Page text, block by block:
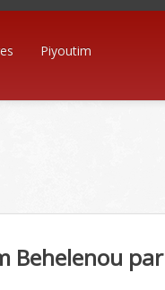
Piyoutim
Behelenou par